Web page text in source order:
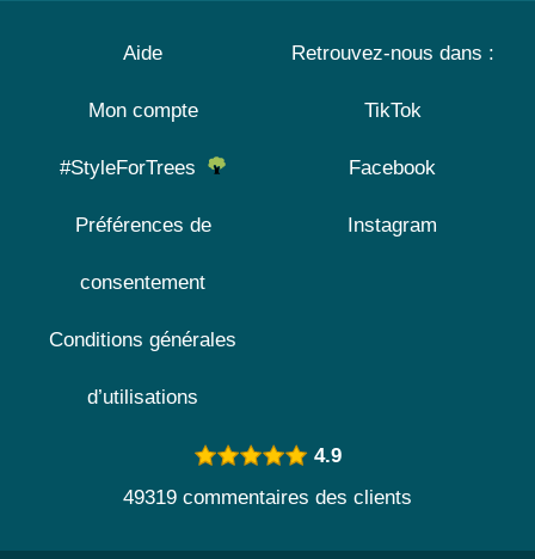
Aide
Mon compte
#StyleForTrees
Préférences de
consentement
Conditions générales
d’utilisations
Retrouvez-nous dans :
TikTok
Facebook
Instagram
4.9
49319 commentaires des clients